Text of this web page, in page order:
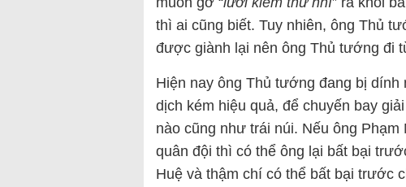
thì ai cũng biết. Tuy nhiên, ông Thủ
được giành lại nên ông Thủ tướng đi
Hiện nay ông Thủ tướng đang bị dính
dịch kém hiệu quả, để chuyến bay
nào cũng như trái núi. Nếu ông
quân đội thì có thể ông lại bất bại
Huệ và thậm chí có thể bất bại trước